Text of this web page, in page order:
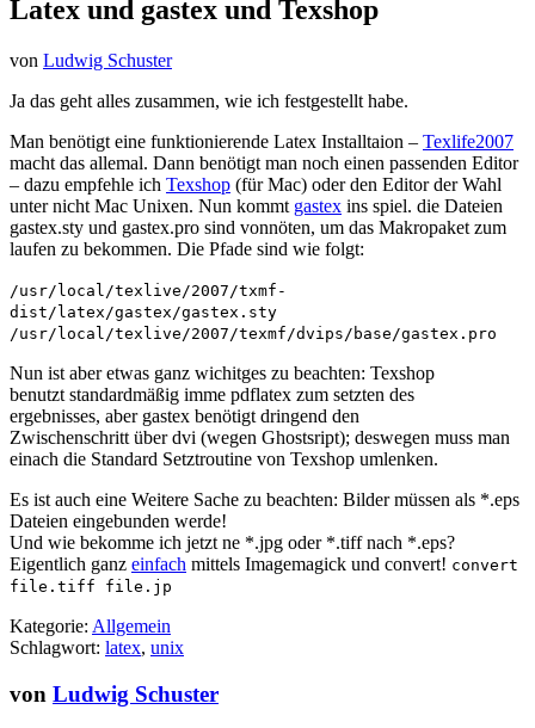
Latex und gastex und Texshop
von Ludwig Schuster
Ja das geht alles zusammen, wie ich festgestellt habe.
Man benötigt eine funktionierende Latex Installtaion – Texlife2007
macht das allemal. Dann benötigt man noch einen passenden Editor
– dazu empfehle ich Texshop (für Mac) oder den Editor der Wahl
unter nicht Mac Unixen. Nun kommt gastex ins spiel. die Dateien
gastex.sty und gastex.pro sind vonnöten, um das Makropaket zum
laufen zu bekommen. Die Pfade sind wie folgt:
/usr/local/texlive/2007/txmf-
dist/latex/gastex/gastex.sty
/usr/local/texlive/2007/texmf/dvips/base/gastex.pro
Nun ist aber etwas ganz wichitges zu beachten: Texshop
benutzt standardmäßig imme pdflatex zum setzten des
ergebnisses, aber gastex benötigt dringend den
Zwischenschritt über dvi (wegen Ghostsript); deswegen muss man
einach die Standard Setztroutine von Texshop umlenken.
Es ist auch eine Weitere Sache zu beachten: Bilder müssen als *.eps
Dateien eingebunden werde!
Und wie bekomme ich jetzt ne *.jpg oder *.tiff nach *.eps?
Eigentlich ganz einfach mittels Imagemagick und convert! convert
file.tiff file.jp
Kategorie: Allgemein
Schlagwort: latex, unix
von Ludwig Schuster